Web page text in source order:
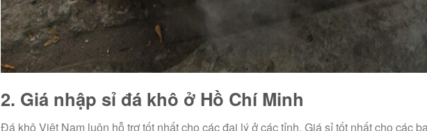
2. Giá nhập sỉ đá khô ở Hồ Chí Minh
Đá khô Việt Nam luôn hỗ trợ tốt nhất cho các đại lý ở các tỉnh. Giá sỉ tốt nhất cho các